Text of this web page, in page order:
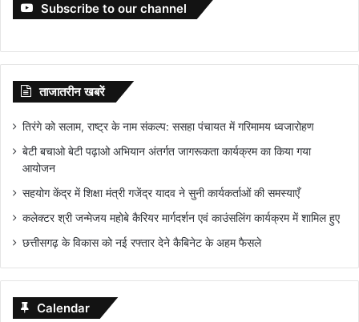
Subscribe to our channel
ताजातरीन खबरें
तिरंगे को सलाम, राष्ट्र के नाम संकल्प: ससहा पंचायत में गरिमामय ध्वजारोहण
बेटी बचाओ बेटी पढ़ाओ अभियान अंतर्गत जागरूकता कार्यक्रम का किया गया
आयोजन
सहयोग केंद्र में शिक्षा मंत्री गजेंद्र यादव ने सुनी कार्यकर्ताओं की समस्याएँ
कलेक्टर श्री जन्मेजय महोबे कैरियर मार्गदर्शन एवं काउंसलिंग कार्यक्रम में शामिल हुए
छत्तीसगढ़ के विकास को नई रफ्तार देने कैबिनेट के अहम फैसले
Calendar